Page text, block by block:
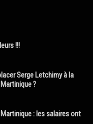
!!!
Serge Letchimy à la
?
: les salaires ont